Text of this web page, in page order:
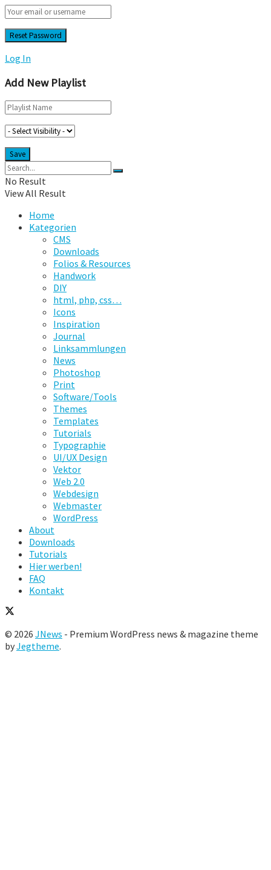
Log In
Add New Playlist
No Result
View All Result
Home
Kategorien
CMS
Downloads
Folios & Resources
Handwork
DIY
html, php, css…
Icons
Inspiration
Journal
Linksammlungen
News
Photoshop
Print
Software/Tools
Themes
Templates
Tutorials
Typographie
UI/UX Design
Vektor
Web 2.0
Webdesign
Webmaster
WordPress
About
Downloads
Tutorials
Hier werben!
FAQ
Kontakt
© 2026 JNews - Premium WordPress news & magazine theme
byJegtheme.